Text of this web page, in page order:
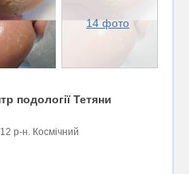
14 фото
подології Тетяни
р-н. Космічний